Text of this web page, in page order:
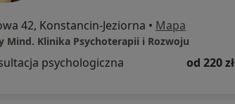
42, Konstancin-Jeziorna • Mapa
Mind. Klinika Psychoterapii i Rozwoju
psychologiczna od 220 zł